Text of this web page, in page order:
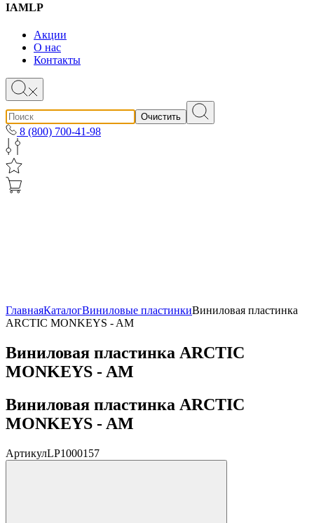
IAMLP
Акции
О нас
Контакты
Очистить
8 (800) 700-41-98
ГлавнаяКаталогВиниловые пластинкиВиниловая пластинка
ARCTIC MONKEYS - AM
Виниловая пластинка ARCTIC
MONKEYS - AM
Виниловая пластинка ARCTIC
MONKEYS - AM
АртикулLP1000157